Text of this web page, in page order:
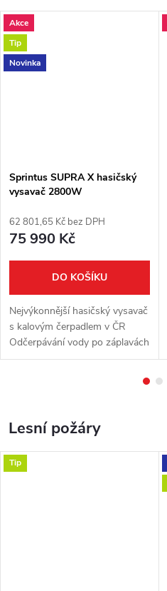
Akce
Tip
Novinka
Sprintus SUPRA X hasičský
vysavač 2800W
62 801,65 Kč bez DPH
75 990 Kč
DO KOŠÍKU
Nejvýkonnější hasičský vysavač
s kalovým čerpadlem v ČR
Odčerpávání vody po záplavách
nebo haváriích vodovodního
Lesní požáry
Tip